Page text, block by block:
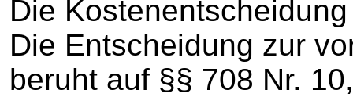
Die
Die Entscheidung zur
beruht auf §§ 708 Nr.